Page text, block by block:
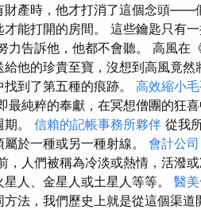
財產時，他才打消了這個念頭
能打開的房間。 這些鑰匙只有
力告訴他，他都不會聽。 高風在
他的珍貴至寶，沒想到高風竟然
到了第五種的痕跡。 高效縮小
最純粹的奉獻，在冥想僧團的狂
。 信賴的記帳事務所夥伴 從我
於一種或另一種射線。 會計公司
，人們被稱為冷淡或熱情，活潑
人、金星人或土星人等等。 醫
法，我們歷史上就是從這個渠